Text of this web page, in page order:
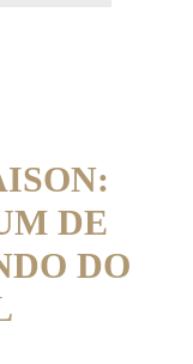
DE
DO